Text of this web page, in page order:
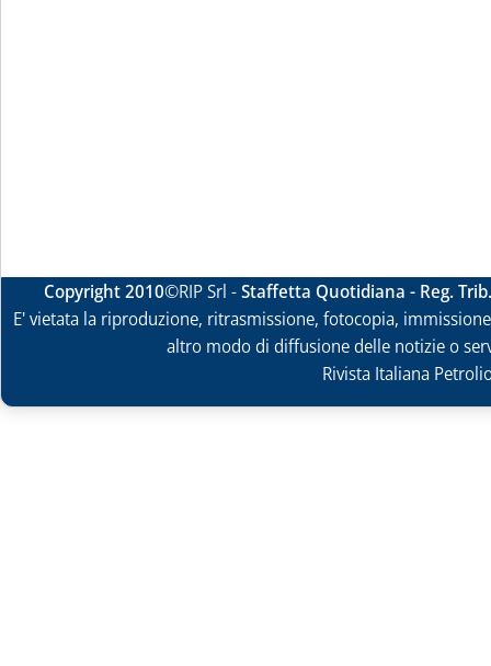
Copyright 2010©RIP Srl -Staffetta Quotidiana - Reg.
E' vietata la riproduzione, ritrasmissione, fotocopia,
altro modo di diffusione delle notizie o
Rivista Italiana